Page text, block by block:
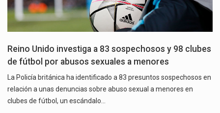
Reino Unido investiga a 83 sospechosos y 98 clubes
de fútbol por abusos sexuales a menores
La Policía británica ha identificado a 83 presuntos sospechosos en
relación a unas denuncias sobre abuso sexual a menores en
clubes de fútbol, un escándalo…